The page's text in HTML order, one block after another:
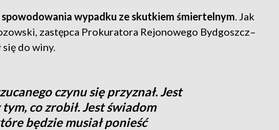
spowodowania wypadku ze skutkiem śmiertelnym . Jak
zastępca Prokuratora Rejonowego Bydgoszcz–
do winy.
czynu się przyznał. Jest
co zrobił. Jest świadom
będzie musiał ponieść